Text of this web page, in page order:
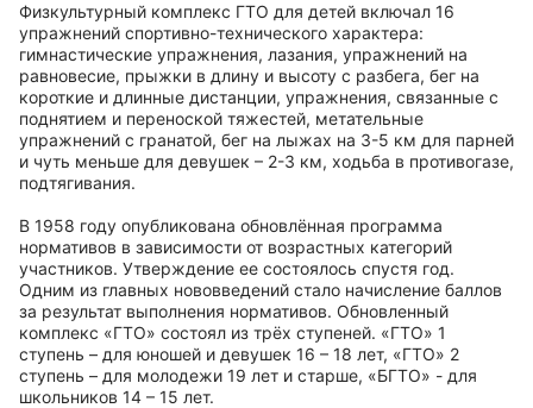
Физкультурный комплекс ГТО для детей включал 16
упражнений спортивно-технического характера:
гимнастические упражнения, лазания, упражнений на
равновесие, прыжки в длину и высоту с разбега, бег на
короткие и длинные дистанции, упражнения, связанные с
поднятием и переноской тяжестей, метательные
упражнений с гранатой, бег на лыжах на 3-5 км для парней
и чуть меньше для девушек – 2-3 км, ходьба в противогазе,
подтягивания.
В 1958 году опубликована обновлённая программа
нормативов в зависимости от возрастных категорий
участников. Утверждение ее состоялось спустя год.
Одним из главных нововведений стало начисление баллов
за результат выполнения нормативов. Обновленный
комплекс «ГТО» состоял из трёх ступеней. «ГТО» 1
ступень – для юношей и девушек 16 – 18 лет, «ГТО» 2
ступень – для молодежи 19 лет и старше, «БГТО» - для
школьников 14 – 15 лет.